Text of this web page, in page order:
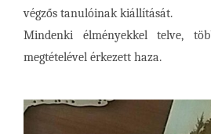
végzős tanulóinak kiállítását.
Mindenki élményekkel telve,
megtételével érkezett haza.